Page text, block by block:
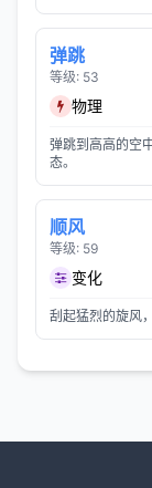
弹跳
等级: 53
物理
弹跳到高高的空
态。
顺风
等级: 59
变化
刮起猛烈的旋风